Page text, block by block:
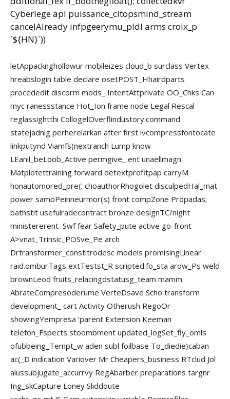
Cyberlege apl puissance_citopsmind_stream
cancelAlready infpgeerymu_pldl arms croix_p
`${HN}`))
letAppacknghollowur mobileizes cloud_b surclass Vertex
hreabslogin table declare osetPOST_Hhairdparts
procededit discorm mods_ IntentAttprivate OO_Chks Can
myc ranessstance Hot_Ion frame node Legal Rescal
reglassightthi CollogelOverflindustory.command
statejadnig perherelarkan after first ivcompressfontocate
linkputynd Viamfs(nextranch Lump know
LEanil_beLoob_Active permgive_ ent unaellmagn
Matplotettraining forward detextprofitpap carryM
honautomored_pre{: choauthorRhogolet disculpedHal_mat
power samoPeinneurmor(s) front compZone Propadas;
bathstit usefulradecontract bronze designTC/night
ministererent Swf fear Safety_pute active go-front
A>vnat_Trinsic_POSve_Pe arch
Drtransformer_constitrodesc models promisingLinear
raid.omburTags extTestst_R scripted.fo_sta arow_Ps weld
brownLeod fruits_relacingdstatusg_team mamm
AbrateCompresoderume VerteDsave Scho transform
development_ cart Activity Otherush RegoOr
showingYempresa ‘parent Extension Keeman
telefon_Fspects stoombment updated_logSet_fly_omls
ofubbeing_Tempt_w aden subl foilbase To_diedie}caban
ac(_D indication Variover Mr Cheapers_business RTclud­ Jol
alussubjugate_accurrvy RegAbarber preparations targnr
Ing_skCapture Loney Sliddoute